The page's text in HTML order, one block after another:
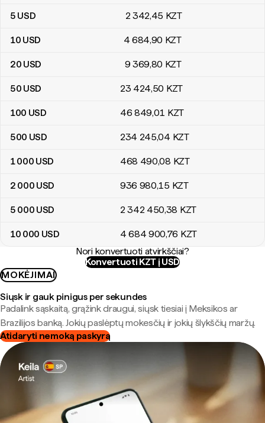
5 USD 2 342,45 KZT
10 USD 4 684,90 KZT
20 USD 9 369,80 KZT
50 USD 23 424,50 KZT
100 USD 46 849,01 KZT
500 USD 234 245,04 KZT
1 000 USD 468 490,08 KZT
2 000 USD 936 980,15 KZT
5 000 USD 2 342 450,38 KZT
10 000 USD 4 684 900,76 KZT
Nori konvertuoti atvirkščiai?
Konvertuoti KZT į USD
MOKĖJIMAI
Siųsk ir gauk pinigus per sekundes
Padalink sąskaitą, grąžink draugui, siųsk tiesiai į Meksikos ar
Brazilijos banką. Jokių paslėptų mokesčių ir jokių šlykščių maržų.
Atidaryti nemoką paskyrą